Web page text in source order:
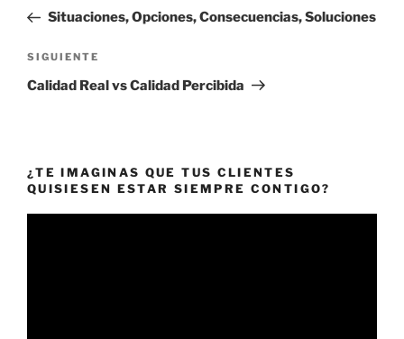
entradas
anterior:
Situaciones, Opciones, Consecuencias, Soluciones
Siguiente
entrada
SIGUIENTE
Calidad Real vs Calidad Percibida
¿TE IMAGINAS QUE TUS CLIENTES
QUISIESEN ESTAR SIEMPRE CONTIGO?